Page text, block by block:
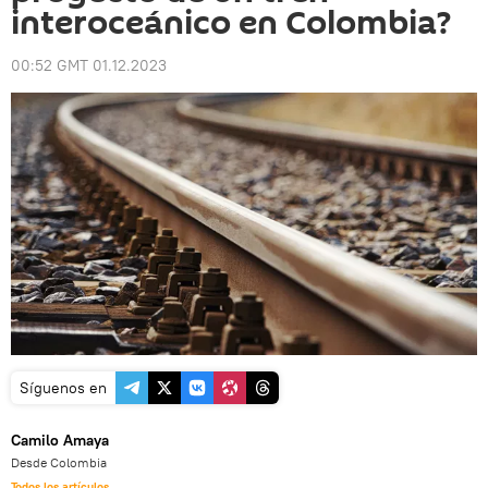
interoceánico en Colombia?
00:52 GMT 01.12.2023
Síguenos en
Camilo Amaya
Desde Colombia